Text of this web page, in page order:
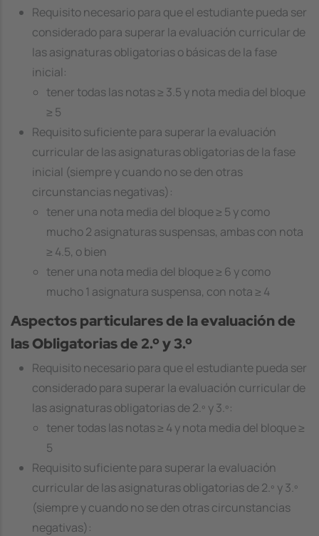
Requisito necesario para que el estudiante pueda ser
considerado para superar la evaluación curricular de
las asignaturas obligatorias o básicas de la fase
inicial:
tener todas las notas ≥ 3.5 y nota media del bloque
≥ 5
Requisito suficiente para superar la evaluación
curricular de las asignaturas obligatorias de la fase
inicial (siempre y cuando no se den otras
circunstancias negativas):
tener una nota media del bloque ≥ 5 y como
mucho 2 asignaturas suspensas, ambas con nota
≥ 4.5, o bien
tener una nota media del bloque ≥ 6 y como
mucho 1 asignatura suspensa, con nota ≥ 4
Aspectos particulares de la evaluación de
las Obligatorias de 2.º y 3.º
Requisito necesario para que el estudiante pueda ser
considerado para superar la evaluación curricular de
las asignaturas obligatorias de 2.º y 3.º:
tener todas las notas ≥ 4 y nota media del bloque ≥
5
Requisito suficiente para superar la evaluación
curricular de las asignaturas obligatorias de 2.º y 3.º
(siempre y cuando no se den otras circunstancias
negativas):